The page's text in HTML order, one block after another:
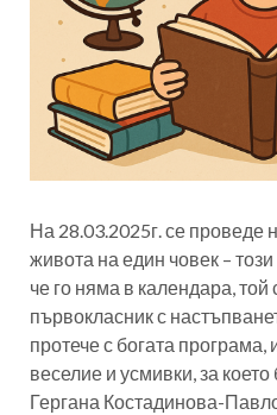
На 28.03.2025г. се проведе
живота на един човек –
че го няма в календара, той
първокласник с
протече с богата
веселие и усмивки, за
Гергана Костадинова-